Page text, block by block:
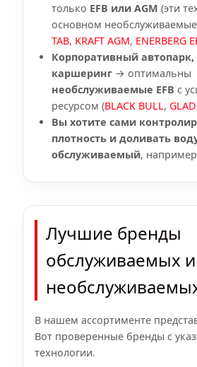
только EFB или AGM (эти
основном
TAB, KRAFT AGM, ENERBERG
Корпоративный автопарк,
каршеринг → оптимальны
необслуживаемые EFB с
ресурсом (BLACK BULL,
Вы хотите сами
плотность и доливать
обслуживаемый, например
Лучшие бренды
обслуживаемых и
В нашем ассортименте
Вот проверенные бренды с
технологии.